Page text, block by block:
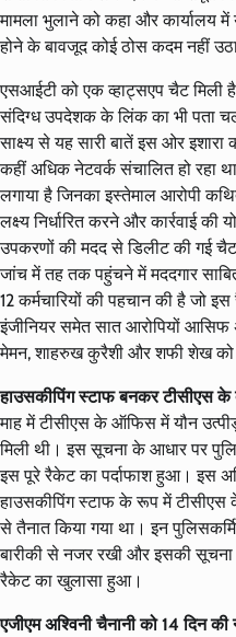
मामला भुलाने को कहा और कार्यालय
होने के बावजूद कोई ठोस कदम नहीं
एसआईटी को एक व्हाट्सएप चैट मिली
संदिग्ध उपदेशक के लिंक का भी पता
साक्ष्य से यह सारी बातें इस ओर
कहीं अधिक नेटवर्क संचालित हो रहा
लगाया है जिनका इस्तेमाल आरोपी
लक्ष्य निर्धारित करने और कार्रवाई
उपकरणों की मदद से डिलीट की गई
जांच में तह तक पहुंचने में मददगार
12 कर्मचारियों की पहचान की है जो
इंजीनियर समेत सात आरोपियों आसिफ
मेमन, शाहरुख कुरैशी और शफी शेख को
हाउसकीपिंग स्टाफ बनकर टीसीएस
माह में टीसीएस के ऑफिस में यौन
मिली थी। इस सूचना के आधार पर
इस पूरे रैकेट का पर्दाफाश हुआ। इस
हाउसकीपिंग स्टाफ के रूप में टीसीएस
से तैनात किया गया था। इन
बारीकी से नजर रखी और इसकी सूचना
रैकेट का खुलासा हुआ।
एजीएम अश्विनी चैनानी को 14 दिन की